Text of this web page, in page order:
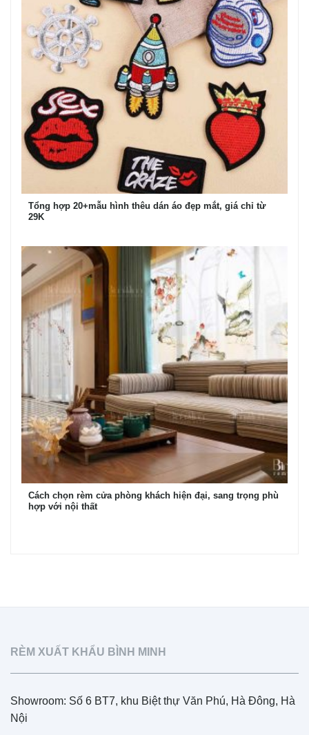
Tổng hợp 20+mẫu hình thêu dán áo đẹp mắt, giá chỉ từ
29K
Cách chọn rèm cửa phòng khách hiện đại, sang trọng phù
hợp với nội thất
RÈM XUẤT KHẨU BÌNH MINH
Showroom: Số 6 BT7, khu Biệt thự Văn Phú, Hà Đông, Hà
Nội